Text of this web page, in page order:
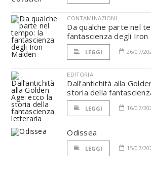
CONTAMINAZIONI
Da qualche parte nel
fantascienza degli Iron
LEGGI 26/07/
EDITORIA
Dall’antichità alla
storia della
LEGGI 16/07/
Odissea
LEGGI 15/07/